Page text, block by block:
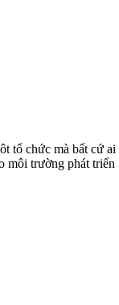
tổ chức mà bất cứ ai
môi trường phát triển